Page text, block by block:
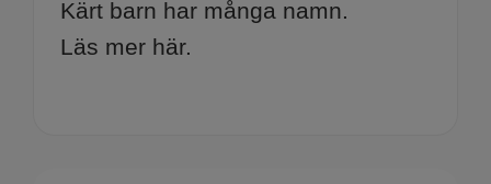
Kärt barn har många namn.
Läs mer här.